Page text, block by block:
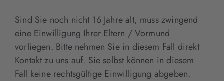
Sind Sie noch nicht 16 Jahre alt, muss zwingend
eine Einwilligung Ihrer Eltern / Vormund
vorliegen. Bitte nehmen Sie in diesem Fall direkt
Kontakt zu uns auf. Sie selbst können in diesem
Fall keine rechtsgültige Einwilligung abgeben.